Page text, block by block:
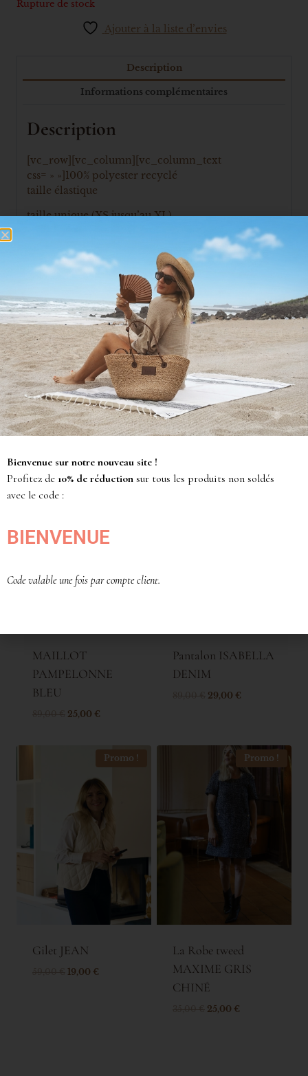
Rupture de stock
Ajouter à la liste d’envies
Description
Informations complémentaires
Description
[vc_row][vc_column][vc_column_text
css= » »]100% polyester recyclé
taille élastique
taille unique (XS jusqu’au XL)
buste 107cm
longueur bas 97cm
Entretien:lavage à 30°
Le mannequin fait une taille 36 et porte le pyjama
en taille unique[/vc_column_text][/vc_column]
[/vc_row]
Produits similaires
Promo !
MAILLOT
PAMPELONNE
BLEU
25,00 €
Pantalon ISABELLA
DENIM
29,00 €
Promo !
Gilet JEAN
19,00 €
Promo !
La Robe tweed
MAXIME GRIS
CHINÉ
25,00 €
Bienvenue sur notre nouveau site !
Profitez de 10% de réduction sur tous les produits non soldés
avec le code :
BIENVENUE
Code valable une fois par compte client.